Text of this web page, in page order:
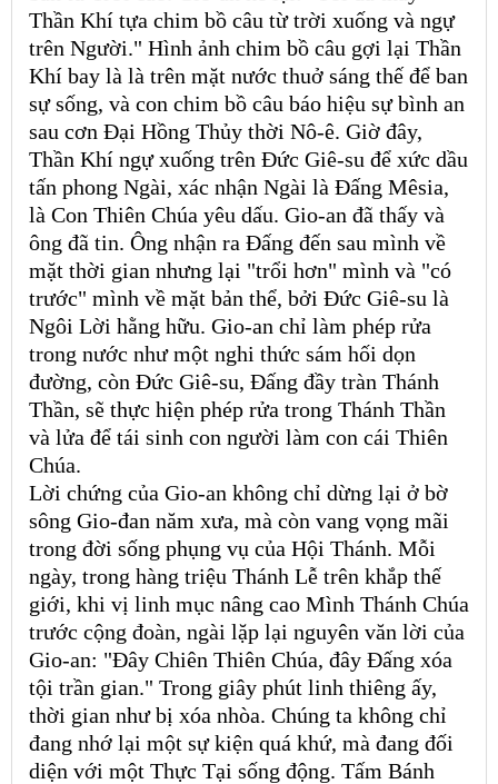
Thần Khí tựa chim bồ câu từ trời xuống và ngự
trên Người." Hình ảnh chim bồ câu gợi lại Thần
Khí bay là là trên mặt nước thuở sáng thế để ban
sự sống, và con chim bồ câu báo hiệu sự bình an
sau cơn Đại Hồng Thủy thời Nô-ê. Giờ đây,
Thần Khí ngự xuống trên Đức Giê-su để xức dầu
tấn phong Ngài, xác nhận Ngài là Đấng Mêsia,
là Con Thiên Chúa yêu dấu. Gio-an đã thấy và
ông đã tin. Ông nhận ra Đấng đến sau mình về
mặt thời gian nhưng lại "trổi hơn" mình và "có
trước" mình về mặt bản thể, bởi Đức Giê-su là
Ngôi Lời hằng hữu. Gio-an chỉ làm phép rửa
trong nước như một nghi thức sám hối dọn
đường, còn Đức Giê-su, Đấng đầy tràn Thánh
Thần, sẽ thực hiện phép rửa trong Thánh Thần
và lửa để tái sinh con người làm con cái Thiên
Chúa.
Lời chứng của Gio-an không chỉ dừng lại ở bờ
sông Gio-đan năm xưa, mà còn vang vọng mãi
trong đời sống phụng vụ của Hội Thánh. Mỗi
ngày, trong hàng triệu Thánh Lễ trên khắp thế
giới, khi vị linh mục nâng cao Mình Thánh Chúa
trước cộng đoàn, ngài lặp lại nguyên văn lời của
Gio-an: "Đây Chiên Thiên Chúa, đây Đấng xóa
tội trần gian." Trong giây phút linh thiêng ấy,
thời gian như bị xóa nhòa. Chúng ta không chỉ
đang nhớ lại một sự kiện quá khứ, mà đang đối
diện với một Thực Tại sống động. Tấm Bánh